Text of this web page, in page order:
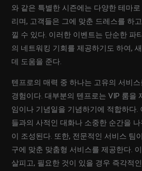
와 같은 특별한 시즌에는 다양한 테마
리며, 고객들은 그에 맞춘 드레스를 하
낄 수 있다. 이러한 이벤트는 단순한 파
의 네트워킹 기회를 제공하기도 하여,
데 도움을 준다.
텐프로의 매력 중 하나는 고유의 서비
경험이다. 대부분의 텐프로는 VIP 룸을
임이나 기념일을 기념하기에 적합하다.
들과의 사적인 대화나 소중한 순간을
이 조성된다. 또한, 전문적인 서비스 팀
구에 맞춘 맞춤형 서비스를 제공한다.
살피고, 필요한 것이 있을 경우 즉각적